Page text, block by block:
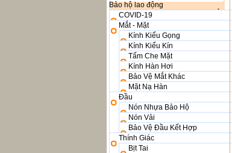
Bảo hộ lao động
COVID-19
Mắt - Mặt
Kính Kiểu Gọng
Kính Kiểu Kín
Tấm Che Mặt
Kính Hàn Hơi
Bảo Vệ Mắt Khác
Mặt Nạ Hàn
Đầu
Nón Nhựa Bảo Hộ
Nón Vải
Bảo Vệ Đầu Kết Hợp
Thính Giác
Bịt Tai